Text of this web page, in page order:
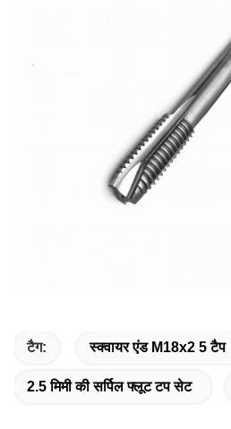
टैग: स्क्वायर एंड M18x2 5 टैप
2.5 मिमी की सर्पिल फ्लूट टप सेट